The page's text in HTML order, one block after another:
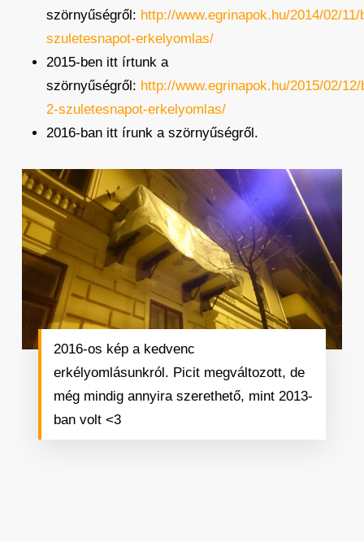
szörnyűségről: http://www.egrinapok.hu/2014/02/11/
szuletesnapot-erkelyomlas/
2015-ben itt írtunk a
szörnyűségről: http://www.egrinapok.hu/2015/02/12/
2-szuletesnapot-erkelyomlas/
2016-ban itt írunk a szörnyűségről.
2016-os kép a kedvenc
erkélyomlásunkról. Picit megváltozott, de
még mindig annyira szerethető, mint 2013-
ban volt <3